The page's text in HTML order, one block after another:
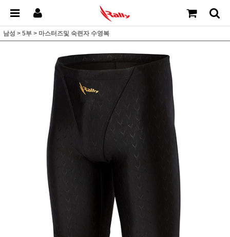
남성 > 5부 > 마스터즈및 숙련자 수영복